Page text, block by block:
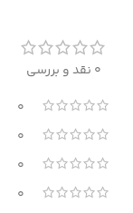
0 نقد و بررسی
0
0
0
0